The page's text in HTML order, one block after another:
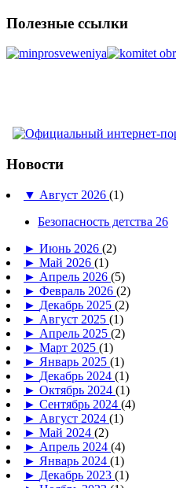
Полезные ссылки
Новости
▼ Август 2026 (1)
Безопасность детства 26
► Июнь 2026 (2)
► Май 2026 (1)
► Апрель 2026 (5)
► Февраль 2026 (2)
► Декабрь 2025 (2)
► Август 2025 (1)
► Апрель 2025 (2)
► Март 2025 (1)
► Январь 2025 (1)
► Декабрь 2024 (1)
► Октябрь 2024 (1)
► Сентябрь 2024 (4)
► Август 2024 (1)
► Май 2024 (2)
► Апрель 2024 (4)
► Январь 2024 (1)
► Декабрь 2023 (1)